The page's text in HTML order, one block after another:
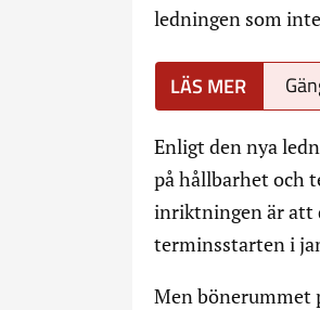
ledningen som
Enligt den nya
på hållbarhet och
inriktningen är att
terminsstarten i
Men bönerummet